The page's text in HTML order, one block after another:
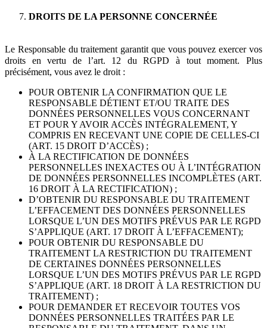
DROITS DE LA PERSONNE CONCERNÉE
Le Responsable du traitement garantit que vous pouvez exercer vos
droits en vertu de l’art. 12 du RGPD à tout moment. Plus
précisément, vous avez le droit :
POUR OBTENIR LA CONFIRMATION QUE LE
RESPONSABLE DÉTIENT ET/OU TRAITE DES
DONNÉES PERSONNELLES VOUS CONCERNANT
ET POUR Y AVOIR ACCÈS INTÉGRALEMENT, Y
COMPRIS EN RECEVANT UNE COPIE DE CELLES-CI
(ART. 15 DROIT D’ACCÈS) ;
À LA RECTIFICATION DE DONNÉES
PERSONNELLES INEXACTES OU À L’INTÉGRATION
DE DONNÉES PERSONNELLES INCOMPLÈTES (ART.
16 DROIT À LA RECTIFICATION) ;
D’OBTENIR DU RESPONSABLE DU TRAITEMENT
L’EFFACEMENT DES DONNÉES PERSONNELLES
LORSQUE L’UN DES MOTIFS PRÉVUS PAR LE RGPD
S’APPLIQUE (ART. 17 DROIT À L’EFFACEMENT);
POUR OBTENIR DU RESPONSABLE DU
TRAITEMENT LA RESTRICTION DU TRAITEMENT
DE CERTAINES DONNÉES PERSONNELLES
LORSQUE L’UN DES MOTIFS PRÉVUS PAR LE RGPD
S’APPLIQUE (ART. 18 DROIT À LA RESTRICTION DU
TRAITEMENT) ;
POUR DEMANDER ET RECEVOIR TOUTES VOS
DONNÉES PERSONNELLES TRAITÉES PAR LE